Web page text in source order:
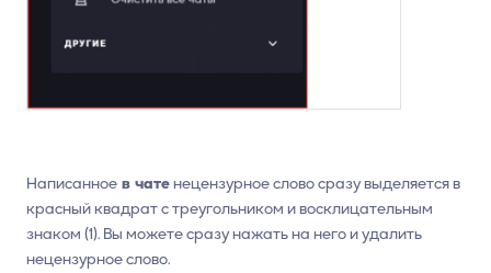
Написанноев чатенецензурное слово сразу выделяется в
красный квадрат с треугольником и восклицательным
знаком (1). Вы можете сразу нажать на него и удалить
нецензурное слово.